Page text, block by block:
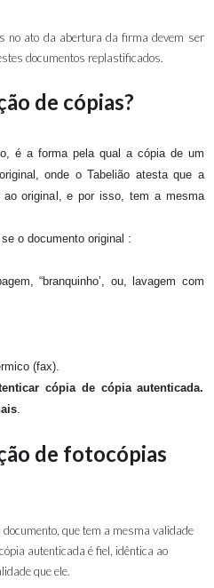
no ato da abertura da firma devem ser
documentos replastificados.
de cópias?
é a forma pela qual a cópia de um
onde o Tabelião atesta que a
original, e por isso, tem a mesma
o documento original :
“branquinho’, ou, lavagem com
(fax).
cópia de cópia autenticada.
.
de fotocópias
que tem a mesma validade
autenticada é fiel, idêntica ao
que ele.